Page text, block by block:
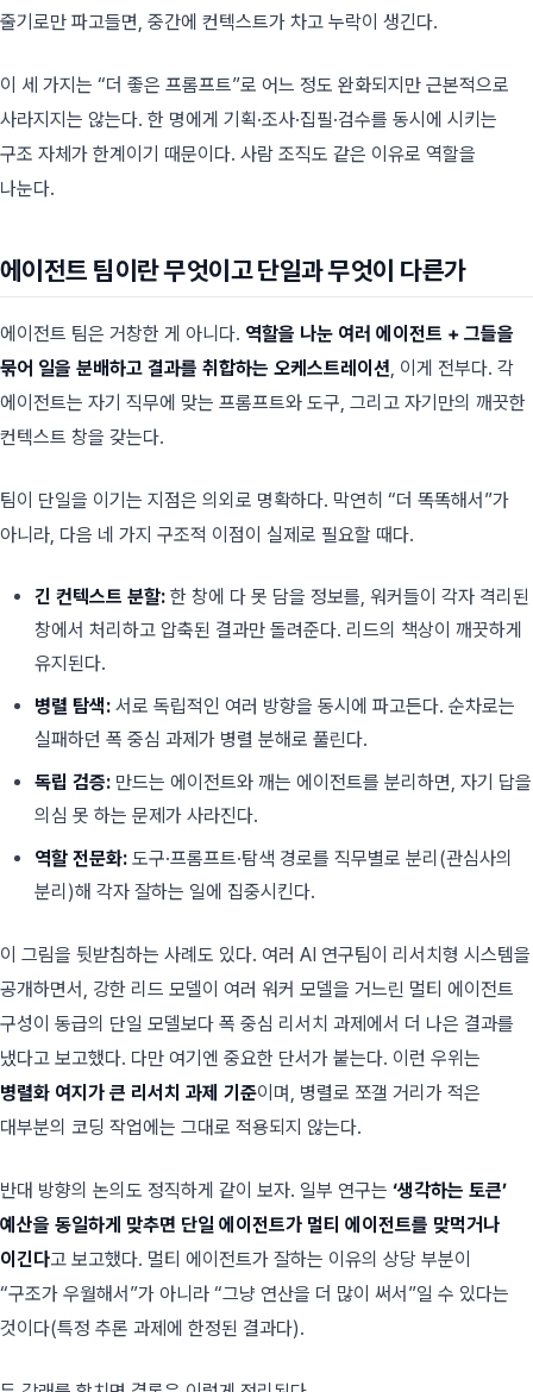
줄기로만 파고들면, 중간에 컨텍스트가 차고 누락이 생긴다.
이 세 가지는 “더 좋은 프롬프트”로 어느 정도 완화되지만 근본적으로
사라지지는 않는다. 한 명에게 기획·조사·집필·검수를 동시에 시키는
구조 자체가 한계이기 때문이다. 사람 조직도 같은 이유로 역할을
나눈다.
에이전트 팀이란 무엇이고 단일과 무엇이 다른가
에이전트 팀은 거창한 게 아니다. 역할을 나눈 여러 에이전트 + 그들을
묶어 일을 분배하고 결과를 취합하는 오케스트레이션 , 이게 전부다. 각
에이전트는 자기 직무에 맞는 프롬프트와 도구, 그리고 자기만의 깨끗한
컨텍스트 창을 갖는다.
팀이 단일을 이기는 지점은 의외로 명확하다. 막연히 “더 똑똑해서”가
아니라, 다음 네 가지 구조적 이점이 실제로 필요할 때다.
긴 컨텍스트 분할:한 창에 다 못 담을 정보를, 워커들이 각자 격리된
창에서 처리하고 압축된 결과만 돌려준다. 리드의 책상이 깨끗하게
유지된다.
병렬 탐색:서로 독립적인 여러 방향을 동시에 파고든다. 순차로는
실패하던 폭 중심 과제가 병렬 분해로 풀린다.
독립 검증:만드는 에이전트와 깨는 에이전트를 분리하면, 자기 답을
의심 못 하는 문제가 사라진다.
역할 전문화:도구·프롬프트·탐색 경로를 직무별로 분리(관심사의
분리)해 각자 잘하는 일에 집중시킨다.
이 그림을 뒷받침하는 사례도 있다. 여러 AI 연구팀이 리서치형 시스템을
공개하면서, 강한 리드 모델이 여러 워커 모델을 거느린 멀티 에이전트
구성이 동급의 단일 모델보다 폭 중심 리서치 과제에서 더 나은 결과를
냈다고 보고했다. 다만 여기엔 중요한 단서가 붙는다. 이런 우위는
병렬화 여지가 큰 리서치 과제 기준이며, 병렬로 쪼갤 거리가 적은
대부분의 코딩 작업에는 그대로 적용되지 않는다.
반대 방향의 논의도 정직하게 같이 보자. 일부 연구는 ‘생각하는 토큰’
예산을 동일하게 맞추면 단일 에이전트가 멀티 에이전트를 맞먹거나
이긴다고 보고했다. 멀티 에이전트가 잘하는 이유의 상당 부분이
“구조가 우월해서”가 아니라 “그냥 연산을 더 많이 써서”일 수 있다는
것이다(특정 추론 과제에 한정된 결과다).